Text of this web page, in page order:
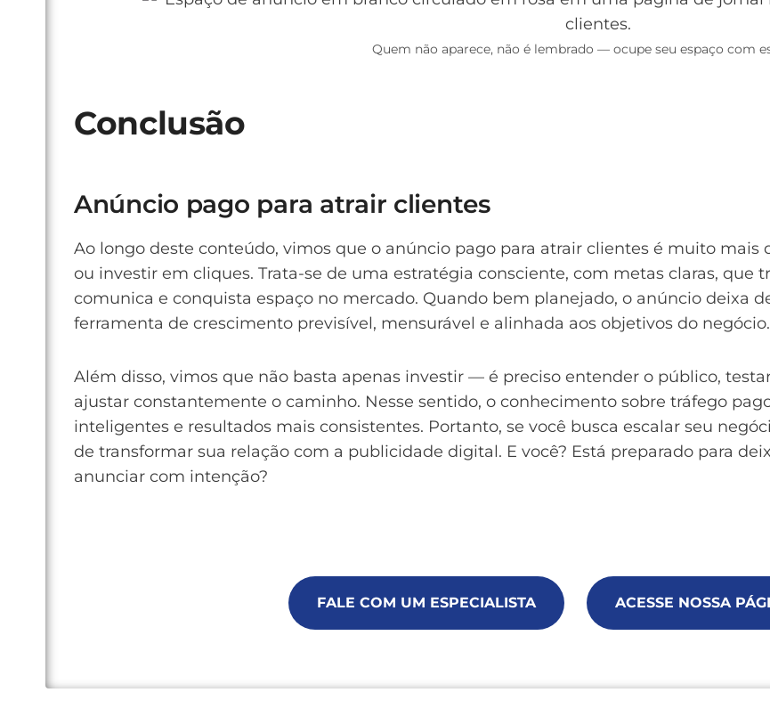
Quem não aparece, não é lembrado — ocupe seu espaço com
Conclusão
Anúncio pago para atrair clientes
Ao longo deste conteúdo, vimos que o anúncio pago para atrair clientes é muito
ou investir em cliques. Trata-se de uma estratégia consciente, com metas claras, que
comunica e conquista espaço no mercado. Quando bem planejado, o anúncio deixa
ferramenta de crescimento previsível, mensurável e alinhada aos objetivos do negócio.
Além disso, vimos que não basta apenas investir — é preciso entender o público,
ajustar constantemente o caminho. Nesse sentido, o conhecimento sobre tráfego
inteligentes e resultados mais consistentes. Portanto, se você busca escalar seu
de transformar sua relação com a publicidade digital. E você? Está preparado para
anunciar com intenção?
FALE COM UM ESPECIALISTA ACESSE NOSSA